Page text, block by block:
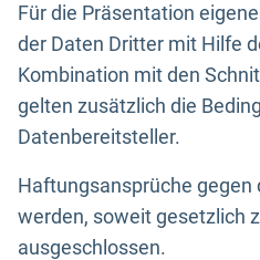
Für die Präsentation
der Daten Dritter mit Hilfe
Kombination mit den
gelten zusätzlich die
Datenbereitsteller.
Haftungsansprüche gegen
werden, soweit gesetzlich
ausgeschlossen.